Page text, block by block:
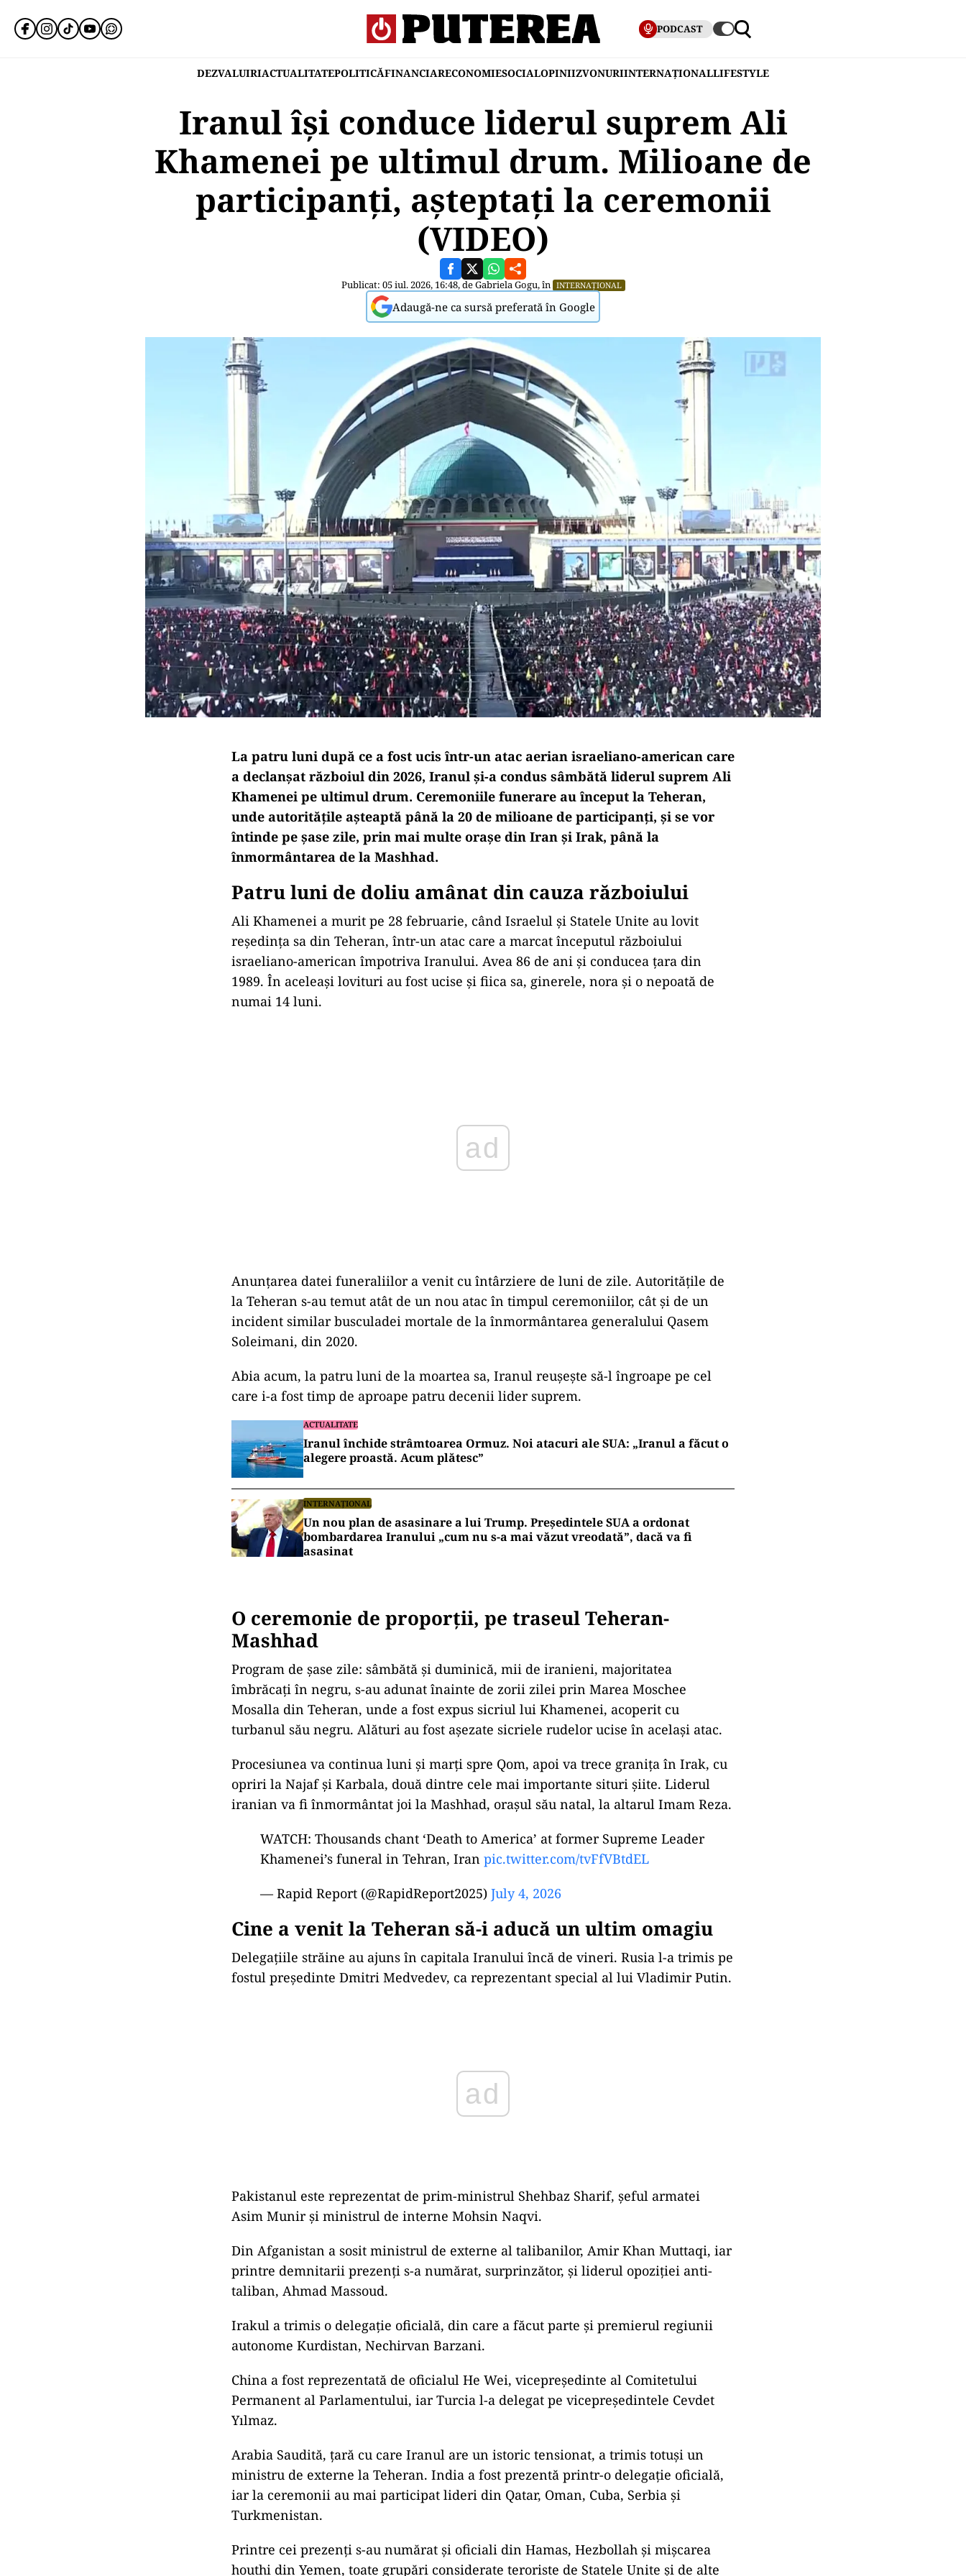
PODCAST
DEZVALUIRIACTUALITATEPOLITICĂFINANCIARECONOMIESOCIALOPINIIZVONURIINTERNAȚIONALLIFESTYLE
Iranul își conduce liderul suprem Ali
Khamenei pe ultimul drum. Milioane de
participanți, așteptați la ceremonii
(VIDEO)
Publicat: 05 iul. 2026, 16:48, deGabriela Gogu, în INTERNAȚIONAL
Adaugă-ne ca sursă preferată în Google
La patru luni după ce a fost ucis într-un atac aerian israeliano-american care
a declanșat războiul din 2026, Iranul și-a condus sâmbătă liderul suprem Ali
Khamenei pe ultimul drum. Ceremoniile funerare au început la Teheran,
unde autoritățile așteaptă până la 20 de milioane de participanți, și se vor
întinde pe șase zile, prin mai multe orașe din Iran și Irak, până la
înmormântarea de la Mashhad.
Patru luni de doliu amânat din cauza războiului
Ali Khamenei a murit pe 28 februarie, când Israelul și Statele Unite au lovit
reședința sa din Teheran, într-un atac care a marcat începutul războiului
israeliano-american împotriva Iranului. Avea 86 de ani și conducea țara din
1989. În aceleași lovituri au fost ucise și fiica sa, ginerele, nora și o nepoată de
numai 14 luni.
Anunțarea datei funeraliilor a venit cu întârziere de luni de zile. Autoritățile de
la Teheran s-au temut atât de un nou atac în timpul ceremoniilor, cât și de un
incident similar busculadei mortale de la înmormântarea generalului Qasem
Soleimani, din 2020.
Abia acum, la patru luni de la moartea sa, Iranul reușește să-l îngroape pe cel
care i-a fost timp de aproape patru decenii lider suprem.
ACTUALITATE
Iranul închide strâmtoarea Ormuz. Noi atacuri ale SUA: „Iranul a făcut o
alegere proastă. Acum plătesc”
INTERNAȚIONAL
Un nou plan de asasinare a lui Trump. Președintele SUA a ordonat
bombardarea Iranului „cum nu s-a mai văzut vreodată”, dacă va fi
asasinat
O ceremonie de proporții, pe traseul Teheran-
Mashhad
Program de șase zile: sâmbătă și duminică, mii de iranieni, majoritatea
îmbrăcați în negru, s-au adunat înainte de zorii zilei prin Marea Moschee
Mosalla din Teheran, unde a fost expus sicriul lui Khamenei, acoperit cu
turbanul său negru. Alături au fost așezate sicriele rudelor ucise în același atac.
Procesiunea va continua luni și marți spre Qom, apoi va trece granița în Irak, cu
opriri la Najaf și Karbala, două dintre cele mai importante situri șiite. Liderul
iranian va fi înmormântat joi la Mashhad, orașul său natal, la altarul Imam Reza.
WATCH: Thousands chant ‘Death to America’ at former Supreme Leader
Khamenei’s funeral in Tehran, Iran pic.twitter.com/tvFfVBtdEL
— Rapid Report (@RapidReport2025) July 4, 2026
Cine a venit la Teheran să-i aducă un ultim omagiu
Delegațiile străine au ajuns în capitala Iranului încă de vineri. Rusia l-a trimis pe
fostul președinte Dmitri Medvedev, ca reprezentant special al lui Vladimir Putin.
ad
Pakistanul este reprezentat de prim-ministrul Shehbaz Sharif, șeful armatei
Asim Munir și ministrul de interne Mohsin Naqvi.
Din Afganistan a sosit ministrul de externe al talibanilor, Amir Khan Muttaqi, iar
printre demnitarii prezenți s-a numărat, surprinzător, și liderul opoziției anti-
taliban, Ahmad Massoud.
Irakul a trimis o delegație oficială, din care a făcut parte și premierul regiunii
autonome Kurdistan, Nechirvan Barzani.
China a fost reprezentată de oficialul He Wei, vicepreședinte al Comitetului
Permanent al Parlamentului, iar Turcia l-a delegat pe vicepreședintele Cevdet
Yılmaz.
Arabia Saudită, țară cu care Iranul are un istoric tensionat, a trimis totuși un
ministru de externe la Teheran. India a fost prezentă printr-o delegație oficială,
iar la ceremonii au mai participat lideri din Qatar, Oman, Cuba, Serbia și
Turkmenistan.
Printre cei prezenți s-au numărat și oficiali din Hamas, Hezbollah și mișcarea
houthi din Yemen, toate grupări considerate teroriste de Statele Unite și de alte